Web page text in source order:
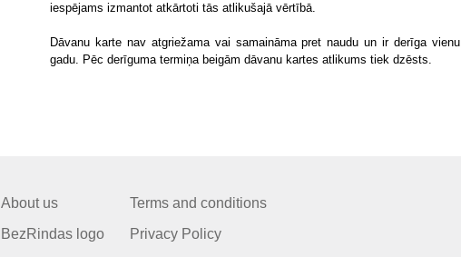
iespējams izmantot atkārtoti tās atlikušajā vērtībā.
Dāvanu karte nav atgriežama vai samaināma pret naudu un ir derīga vienu
gadu. Pēc derīguma termiņa beigām dāvanu kartes atlikums tiek dzēsts.
About us
BezRindas logo
Terms and conditions
Privacy Policy